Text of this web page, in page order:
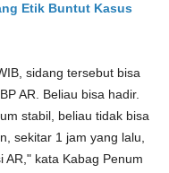
Etik Buntut Kasus
sidang tersebut bisa
AR. Beliau bisa hadir.
stabil, beliau tidak bisa
sekitar 1 jam yang lalu,
AR," kata Kabag Penum